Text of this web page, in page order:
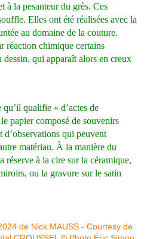
à la pesanteur du grès. Ces
Elles ont été réalisées avec la
au domaine de la couture.
réaction chimique certains
qui apparaît alors en creux
qualifie « d’actes de
papier composé de souvenirs
d’observations qui peuvent
matériau. À la manière du
réserve à la cire sur la céramique,
ou la gravure sur le satin